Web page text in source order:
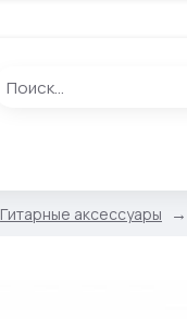
Гитарные аксессуары